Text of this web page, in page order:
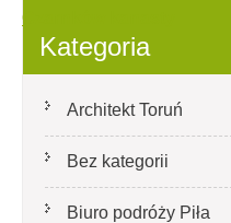
Czarnków kanasty
Kategoria
Architekt Toruń
Bez kategorii
Biuro podróży Piła